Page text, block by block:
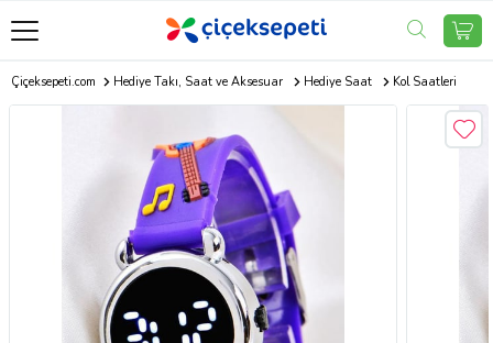
Çiçeksepeti.com Hediye Takı, Saat ve Aksesuar Hediye Saat Kol Saatleri